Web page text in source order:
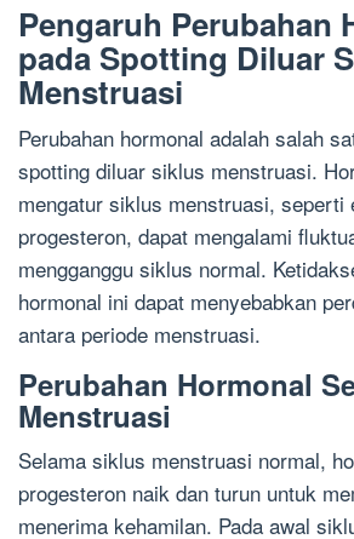
Pengaruh Perubahan
pada Spotting Diluar
Menstruasi
Perubahan hormonal adalah salah
spotting diluar siklus menstruasi.
mengatur siklus menstruasi, seperti
progesteron, dapat mengalami
mengganggu siklus normal.
hormonal ini dapat menyebabkan
antara periode menstruasi.
Perubahan Hormonal
Menstruasi
Selama siklus menstruasi normal,
progesteron naik dan turun untuk
menerima kehamilan. Pada awal